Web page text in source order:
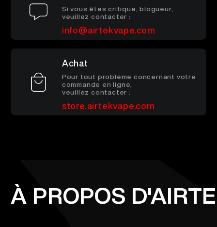
VÉRIFICATION DU PRODUIT
FAQ
À PROPOS DE NOUS
CONTACTEZ-NOUS
Русский
繁體中文
Si vous êtes critique, blogueur,
veuillez contacter :
info@airtekvape.com
Achat
Pour tout problème concernant votre
commande en ligne,
veuillez contacter :
store.airtekvape.com
À PROPOS